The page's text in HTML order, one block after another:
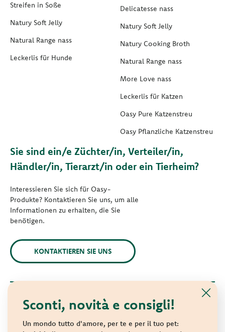
Sconti, novità e consigli!
Un mondo tutto d'amore, per te e per il tuo pet:
Streifen in Soße
Natury Soft Jelly
Natural Range nass
Leckerlis für Hunde
Delicatesse nass
Natury Soft Jelly
Natury Cooking Broth
Natural Range nass
More Love nass
Leckerlis für Katzen
Oasy Pure Katzenstreu
Oasy Pflanzliche Katzenstreu
Sie sind ein/e Züchter/in, Verteiler/in,
Händler/in, Tierarzt/in oder ein Tierheim?
Interessieren Sie sich für Oasy-
Produkte? Kontaktieren Sie uns, um alle
Informationen zu erhalten, die Sie
benötigen.
KONTAKTIEREN SIE UNS
© 2021 Oasy. Alle Rechte vorbehalten.
Wonderfood S.p.A. Strada dei Censiti, 2 - 47891 Repubblica di